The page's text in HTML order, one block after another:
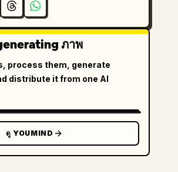
ภาพ
process them, generate
distribute it from one AI
ดู YOUMIND